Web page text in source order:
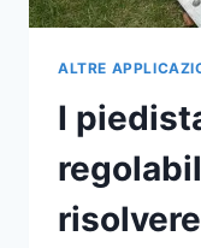
ALTRE
I